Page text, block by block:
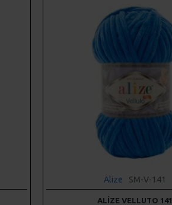
Alize SM-V-141
ALIZE VELLUTO 141